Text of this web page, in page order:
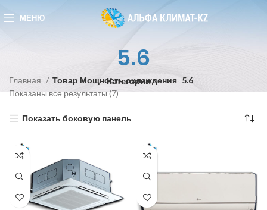
МЕНЮ
5.6
Категории
Главная Товар Мощность охлаждения 5.6
Показаны все результаты (7)
Показать боковую панель